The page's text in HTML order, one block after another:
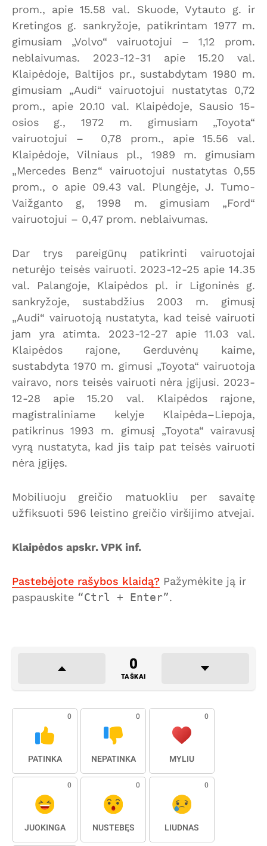
prom., apie 15.58 val. Skuode, Vytauto g. ir
Kretingos g. sankryžoje, patikrintam 1977 m.
gimusiam „Volvo“ vairuotojui – 1,12 prom.
neblaivumas. 2023-12-31 apie 15.20 val.
Klaipėdoje, Baltijos pr., sustabdytam 1980 m.
gimusiam „Audi“ vairuotojui nustatytas 0,72
prom., apie 20.10 val. Klaipėdoje, Sausio 15-
osios g., 1972 m. gimusiam „Toyota“
vairuotojui – 0,78 prom., apie 15.56 val.
Klaipėdoje, Vilniaus pl., 1989 m. gimusiam
„Mercedes Benz“ vairuotojui nustatytas 0,55
prom., o apie 09.43 val. Plungėje, J. Tumo-
Vaižganto g, 1998 m. gimusiam „Ford“
vairuotojui – 0,47 prom. neblaivumas.
Dar trys pareigūnų patikrinti vairuotojai
neturėjo teisės vairuoti. 2023-12-25 apie 14.35
val. Palangoje, Klaipėdos pl. ir Ligoninės g.
sankryžoje, sustabdžius 2003 m. gimusį
„Audi“ vairuotoją nustatyta, kad teisė vairuoti
jam yra atimta. 2023-12-27 apie 11.03 val.
Klaipėdos rajone, Gerduvėnų kaime,
sustabdyta 1970 m. gimusi „Toyota“ vairuotoja
vairavo, nors teisės vairuoti nėra įgijusi. 2023-
12-28 apie 15.20 val. Klaipėdos rajone,
magistraliniame kelyje Klaipėda–Liepoja,
patikrinus 1993 m. gimusį „Toyota“ vairavusį
vyrą nustatyta, kad jis taip pat teisės vairuoti
nėra įgijęs.
Mobiliuoju greičio matuokliu per savaitę
užfiksuoti 596 leistino greičio viršijimo atvejai.
Klaipėdos apskr. VPK inf.
Pastebėjote rašybos klaidą? Pažymėkite ją ir
paspauskite
Ctrl + Enter .
0
TAŠKAI
0
PATINKA
0
NEPATINKA
0
MYLIU
0
JUOKINGA
0
NUSTEBĘS
0
LIŪDNAS